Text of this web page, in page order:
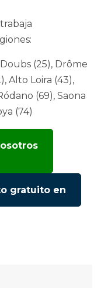
(25), Drôme
Alto Loira (43),
(69), Saona
(74)
gratuito en